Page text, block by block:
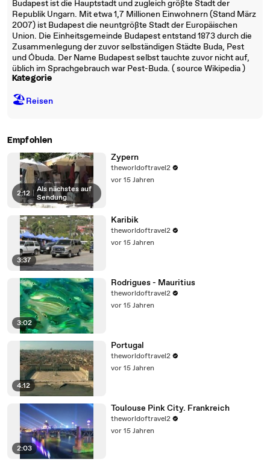
Budapest ist die Hauptstadt und zugleich größte Stadt der
Republik Ungarn. Mit etwa 1,7 Millionen Einwohnern (Stand März
2007) ist Budapest die neuntgrößte Stadt der Europäischen
Union. Die Einheitsgemeinde Budapest entstand 1873 durch die
Zusammenlegung der zuvor selbständigen Städte Buda, Pest
und Óbuda. Der Name Budapest selbst tauchte zuvor nicht auf,
üblich im Sprachgebrauch war Pest-Buda. ( source Wikipedia )
Kategorie
🏖Reisen
Empfohlen
2:12
Als nächstes auf
Sendung
Zypern
theworldoftravel2
vor 15 Jahren
3:37
Karibik
theworldoftravel2
vor 15 Jahren
3:02
Rodrigues - Mauritius
theworldoftravel2
vor 15 Jahren
4:12
Portugal
theworldoftravel2
vor 15 Jahren
2:03
Toulouse Pink City. Frankreich
theworldoftravel2
vor 15 Jahren